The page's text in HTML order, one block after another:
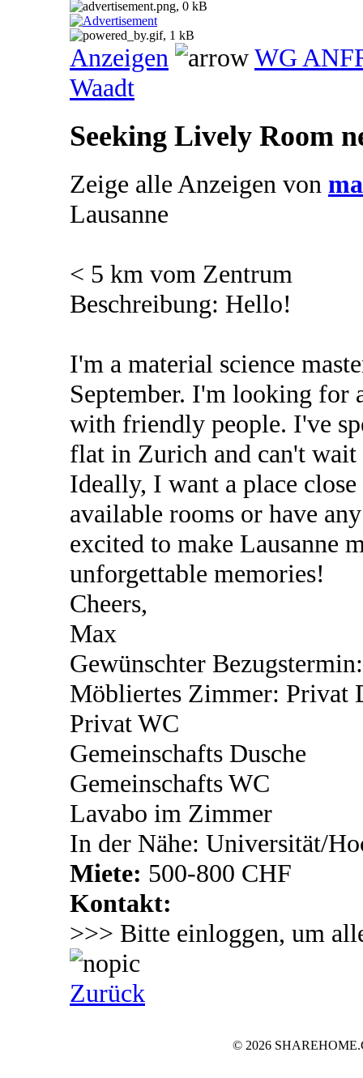
Anzeigen
WG
Waadt
Seeking Lively Room
Zeige alle Anzeigen von
Lausanne
< 5 km vom Zentrum
Beschreibung: Hello!
I'm a material science
September. I'm looking
with friendly people. I've
flat in Zurich and can't wait
Ideally, I want a place
available rooms or have
excited to make Lausanne
unforgettable memories!
Cheers,
Max
Gewünschter Bezugstermin:
Möbliertes Zimmer: Privat
Privat WC
Gemeinschafts Dusche
Gemeinschafts WC
Lavabo im Zimmer
In der Nähe: Universität/
Miete: 500-800 CHF
Kontakt:
>>> Bitte einloggen, um
Zurück
© 2026